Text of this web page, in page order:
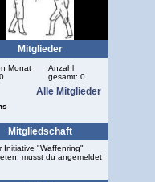
Mitglieder
Monat
Anzahl
gesamt: 0
Alle Mitglieder
Mitgliedschaft
Initiative "Waffenring"
musst du angemeldet